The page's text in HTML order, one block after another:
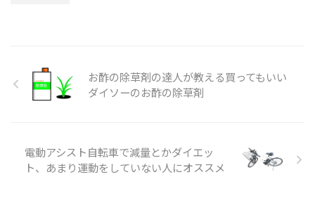
お酢の除草剤の達人が教える買ってもいい
ダイソーのお酢の除草剤
電動アシスト自転車で減量とかダイエッ
ト、あまり運動をしていない人にオススメ